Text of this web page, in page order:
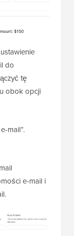
do
tę
obok opcji
mail”.
e-mail i